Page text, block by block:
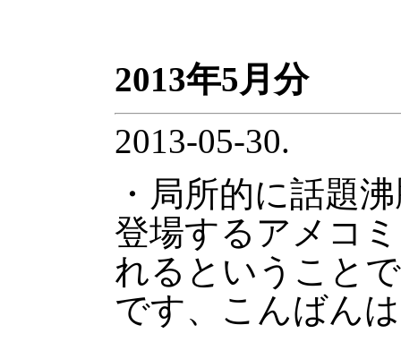
2013年5月分
2013-05-30.
・局所的に話題
登場するアメコミ
れるということ
です、こんばん